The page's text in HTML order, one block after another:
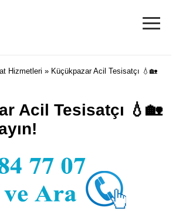
≡
Hizmetleri » Küçükpazar Acil Tesisatçı 💧🏡
Acil Tesisatçı 💧🏡